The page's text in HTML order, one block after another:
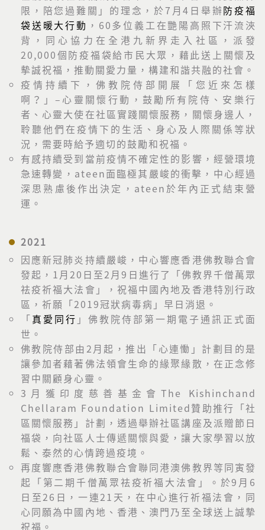
限，陪您過難關」的理念，於7月4日舉辦防疫福
袋送暖大行動 ，60多位義工在艷陽高照下汗流浹
背，同心協力在全港九新界走入社區，派發
20,000個防疫福袋給市民大眾，藉此送上關懷及
摰誠祝福，推動關愛力量，構建和諧共融的社會。
疫情持續下，佛教院侍部開展「您近來怎樣
啊？」–心靈關懷行動，鼓勵所有院侍、安樂行
者、心靈大使在社區實踐關懷服務，關懷身邊人，
聆聽他們在疫情下的生活、身心及人際關係等狀
況，需要時給予適切的鼓勵和祝福。
有感持續受到當前疫情不確定性的影響，經營環境
急速轉變，ateen面臨極其嚴峻的衝擊，中心經過
深思熟慮後作出決定，ateen於年內正式結束營
運。
2021
因應新冠肺炎持續嚴峻，中心響應香港佛教聯合會
發起，1月20日至2月9日進行了「佛教界千僧萬眾
祛疫祈福大法會」，祝福中國內地及香港特別行政
區，祈願「2019冠狀病毒病」早日消退。
「真愛同行 」佛教院侍部第一期電子通訊正式面
世。
佛教院侍部由2月起，推出「心連慟」計劃目的是
讓參加者藉著佛法領會生命的緣聚緣散，在正念修
習中關顧身心靈。
3月獲印度慈善基金會The Kishinchand
Chellaram Foundation Limited贊助推行「社
區關懷服務」計劃，透過舉辦社區講座及派贈節日
福袋，向社區人士傳遞關懷與愛，讓大家學習以放
鬆、泰然的心情跨過疫境。
再度響應香港佛教聯合會聯同港澳佛教界等同寅發
起「第二期千僧萬眾祛疫祈福大法會」。於9月6
日至26日，一連21天，在中心進行祈福法會，同
心同願為中國內地、香港、澳門乃至全球送上誠摯
祝福。